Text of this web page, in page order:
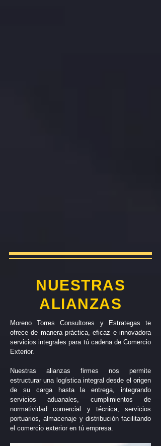
NUESTRAS
ALIANZAS
Moreno Torres Consultores y Estrategas te
ofrece de manera práctica, eficaz e innovadora
servicios integrales para tú cadena de Comercio
Exterior.
Nuestras alianzas firmes nos permite
estructurar una logística integral desde el origen
de su carga hasta la entrega, integrando
servicios aduanales, cumplimientos de
normatividad comercial y técnica, servicios
portuarios, almacenaje y distribución facilitando
el comercio exterior en tú empresa.